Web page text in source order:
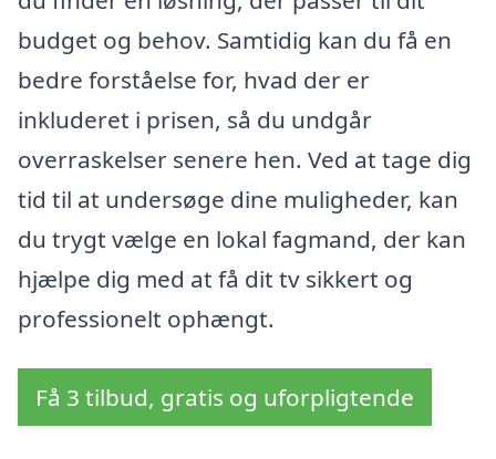
budget og behov. Samtidig kan du få en
bedre forståelse for, hvad der er
inkluderet i prisen, så du undgår
overraskelser senere hen. Ved at tage dig
tid til at undersøge dine muligheder, kan
du trygt vælge en lokal fagmand, der kan
hjælpe dig med at få dit tv sikkert og
professionelt ophængt.
Få 3 tilbud, gratis og uforpligtende